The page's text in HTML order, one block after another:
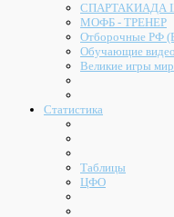
СПАРТАКИАДА
МОФБ - ТРЕНЕР
Отборочные РФ
Обучающие видео
Великие игры
Статистика
Таблицы
ЦФО